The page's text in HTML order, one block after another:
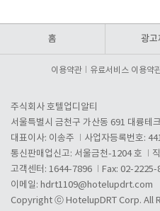
홈 광고
이용약관 유료서비스 이용약
주식회사 호텔업디알티
서울특별시 금천구 가산동 691 대륭테
대표이사: 이송주
사업자등록번호:
통신판매업신고: 서울금천-1204 호
고객센터: 1644-7896
Fax: 02-2225-
이메일: hdrt1109@hotelupdrt.com
Copyright ⓒ HotelupDRT Corp. All